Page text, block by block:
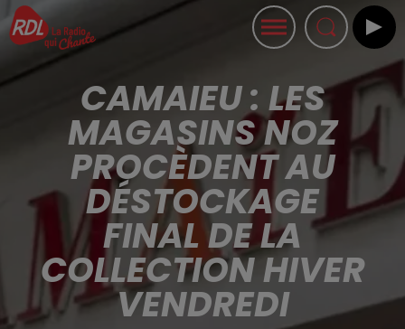
CAMAIEU : LES
MAGASINS NOZ
PROCÈDENT AU
DÉSTOCKAGE
FINAL DE LA
COLLECTION HIVER
VENDREDI